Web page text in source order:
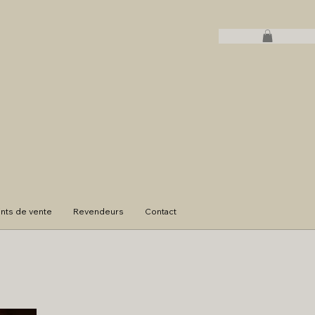
de vente Revendeurs Contact